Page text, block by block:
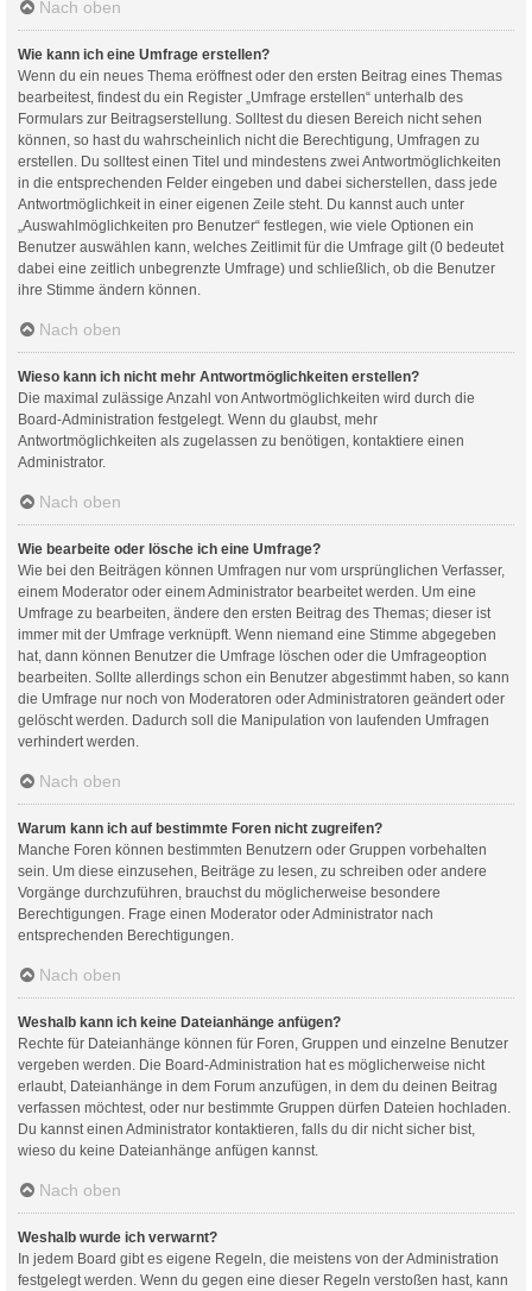
Nach oben
Wie kann ich eine Umfrage erstellen?
Wenn du ein neues Thema eröffnest oder den ersten Beitrag eines Themas
bearbeitest, findest du ein Register „Umfrage erstellen“ unterhalb des
Formulars zur Beitragserstellung. Solltest du diesen Bereich nicht sehen
können, so hast du wahrscheinlich nicht die Berechtigung, Umfragen zu
erstellen. Du solltest einen Titel und mindestens zwei Antwortmöglichkeiten
in die entsprechenden Felder eingeben und dabei sicherstellen, dass jede
Antwortmöglichkeit in einer eigenen Zeile steht. Du kannst auch unter
„Auswahlmöglichkeiten pro Benutzer“ festlegen, wie viele Optionen ein
Benutzer auswählen kann, welches Zeitlimit für die Umfrage gilt (0 bedeutet
dabei eine zeitlich unbegrenzte Umfrage) und schließlich, ob die Benutzer
ihre Stimme ändern können.
Nach oben
Wieso kann ich nicht mehr Antwortmöglichkeiten erstellen?
Die maximal zulässige Anzahl von Antwortmöglichkeiten wird durch die
Board-Administration festgelegt. Wenn du glaubst, mehr
Antwortmöglichkeiten als zugelassen zu benötigen, kontaktiere einen
Administrator.
Nach oben
Wie bearbeite oder lösche ich eine Umfrage?
Wie bei den Beiträgen können Umfragen nur vom ursprünglichen Verfasser,
einem Moderator oder einem Administrator bearbeitet werden. Um eine
Umfrage zu bearbeiten, ändere den ersten Beitrag des Themas; dieser ist
immer mit der Umfrage verknüpft. Wenn niemand eine Stimme abgegeben
hat, dann können Benutzer die Umfrage löschen oder die Umfrageoption
bearbeiten. Sollte allerdings schon ein Benutzer abgestimmt haben, so kann
die Umfrage nur noch von Moderatoren oder Administratoren geändert oder
gelöscht werden. Dadurch soll die Manipulation von laufenden Umfragen
verhindert werden.
Nach oben
Warum kann ich auf bestimmte Foren nicht zugreifen?
Manche Foren können bestimmten Benutzern oder Gruppen vorbehalten
sein. Um diese einzusehen, Beiträge zu lesen, zu schreiben oder andere
Vorgänge durchzuführen, brauchst du möglicherweise besondere
Berechtigungen. Frage einen Moderator oder Administrator nach
entsprechenden Berechtigungen.
Nach oben
Weshalb kann ich keine Dateianhänge anfügen?
Rechte für Dateianhänge können für Foren, Gruppen und einzelne Benutzer
vergeben werden. Die Board-Administration hat es möglicherweise nicht
erlaubt, Dateianhänge in dem Forum anzufügen, in dem du deinen Beitrag
verfassen möchtest, oder nur bestimmte Gruppen dürfen Dateien hochladen.
Du kannst einen Administrator kontaktieren, falls du dir nicht sicher bist,
wieso du keine Dateianhänge anfügen kannst.
Nach oben
Weshalb wurde ich verwarnt?
In jedem Board gibt es eigene Regeln, die meistens von der Administration
festgelegt werden. Wenn du gegen eine dieser Regeln verstoßen hast, kann